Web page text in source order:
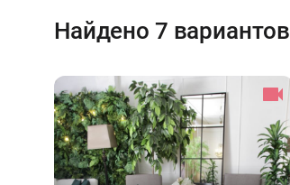
Найдено 7 вариантов